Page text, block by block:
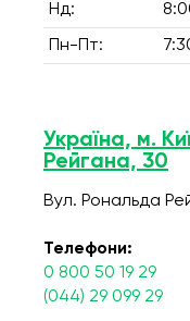
Нд:
Пн-Пт:
Україна, м.
Рейгана, 30
Вул. Рональда
Телефони:
0 800 50 19 29
(044) 29 099 29